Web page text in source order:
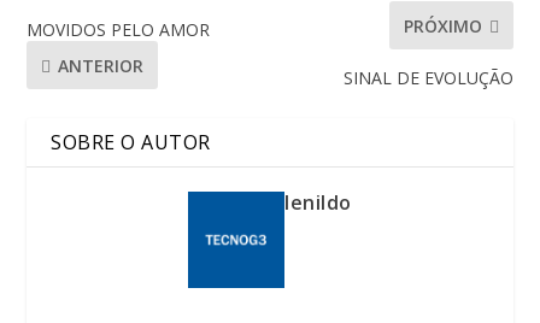
MOVIDOS PELO AMOR
ANTERIOR
PRÓXIMO
SINAL DE EVOLUÇÃO
SOBRE O AUTOR
lenildo